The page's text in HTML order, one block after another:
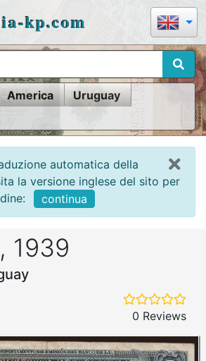
kp.com
America
Uruguay
automatica della
la versione inglese del sito per
continua
1939
0 Reviews